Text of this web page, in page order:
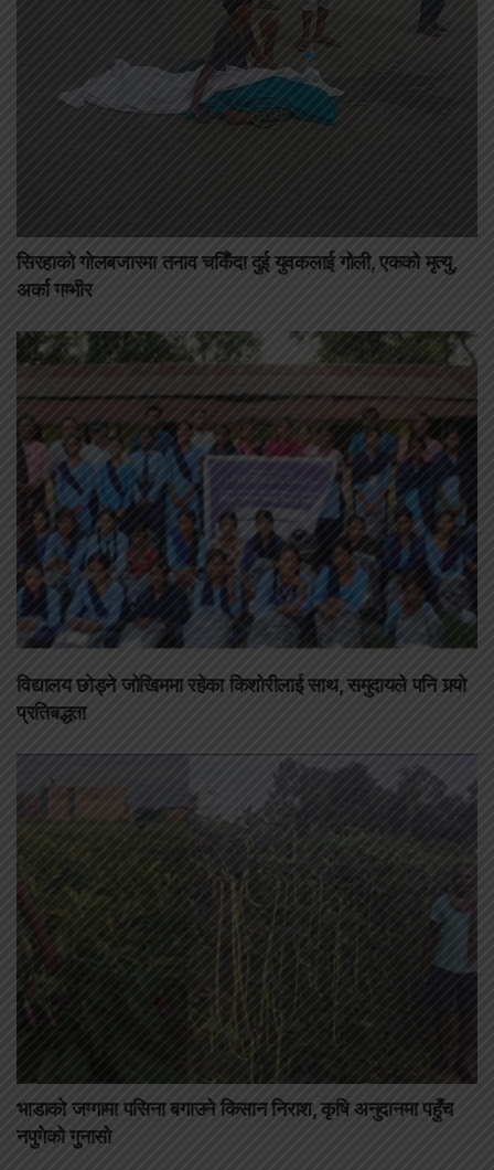
सिरहाको गोलबजारमा तनाव चर्किँदा दुई युवकलाई गोली, एकको मृत्यु,
अर्का गम्भीर
विद्यालय छोड्ने जोखिममा रहेका किशोरीलाई साथ, समुदायले पनि गर्‍यो
प्रतिबद्धता
भाडाको जग्गामा पसिना बगाउने किसान निराश, कृषि अनुदानमा पहुँच
नपुगेको गुनासो